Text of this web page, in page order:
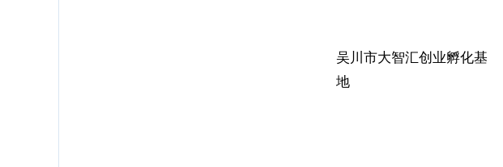
吴川市大智汇创业孵化基
地